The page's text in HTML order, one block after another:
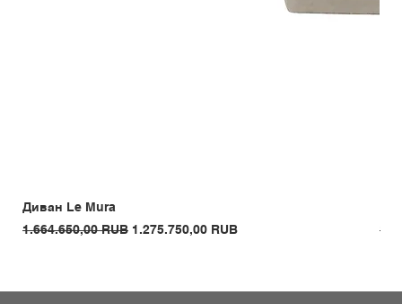
Диван Le Mura
Обычная цена
1.664.650,00 RUB Цена со скидкой
1.275.750,00 RUB